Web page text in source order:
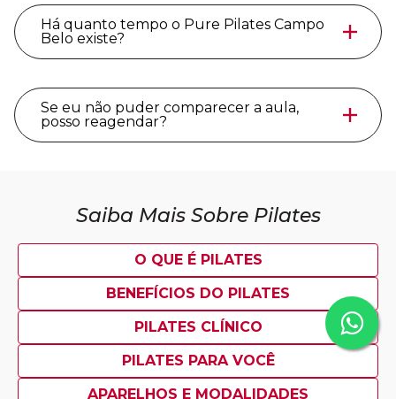
Há quanto tempo o Pure Pilates Campo
Belo existe?
Se eu não puder comparecer a aula,
posso reagendar?
Saiba Mais Sobre Pilates
O QUE É PILATES
BENEFÍCIOS DO PILATES
PILATES CLÍNICO
PILATES PARA VOCÊ
APARELHOS E MODALIDADES